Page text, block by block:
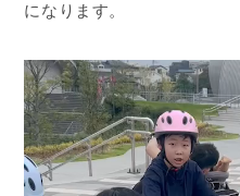
になります。